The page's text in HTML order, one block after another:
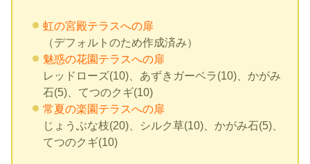
虹の宮殿テラスへの扉
（デフォルトのため作成済み）
魅惑の花園テラスへの扉
レッドローズ(10)、あずきガーベラ(10)、かがみ
石(5)、てつのクギ(10)
常夏の楽園テラスへの扉
じょうぶな枝(20)、シルク草(10)、かがみ石(5)、
てつのクギ(10)